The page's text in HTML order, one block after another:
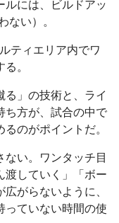
ルには、ビルドアッ
ない）。
ティエリア内でワ
。
る」の技術と、ライ
ち方が、試合の中で
のがポイントだ。
い。ワンタッチ目
渡していく」「ボー
がらないように、
っていない時間の使